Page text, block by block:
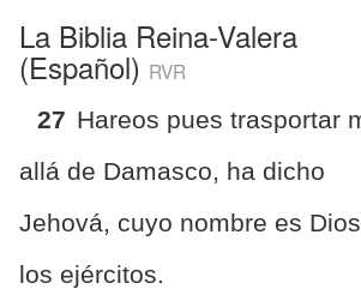
La Biblia Reina-Valera
(Español) RVR
27 Hareos pues trasportar
allá de Damasco, ha dicho
Jehová, cuyo nombre es
los ejércitos.